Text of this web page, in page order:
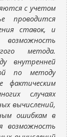
с учетом
проводится
ставок, и
возможность
метода.
внутренней
по методу
фактическим
случаях
вычислений,
ошибкам в
возможность